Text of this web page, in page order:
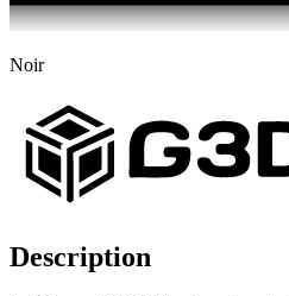
Noir
Description